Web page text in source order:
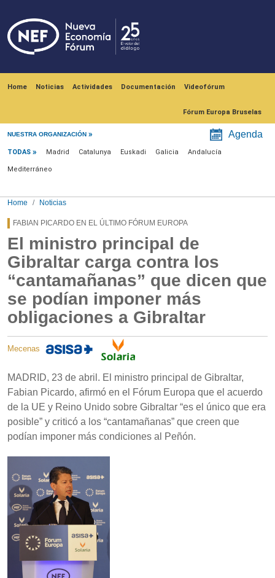
Home Noticias Actividades Documentación Videofórum
Fórum Europa Bruselas
NUESTRA ORGANIZACIÓN Agenda
Menú noticias
TODAS Madrid Catalunya Euskadi Galicia Andalucía
Mediterráneo
Home Noticias
FABIAN PICARDO EN EL ÚLTIMO FÓRUM EUROPA
El ministro principal de
Gibraltar carga contra los
“cantamañanas” que dicen que
se podían imponer más
obligaciones a Gibraltar
Mecenas
MADRID, 23 de abril. El ministro principal de Gibraltar,
Fabian Picardo, afirmó en el Fórum Europa que el acuerdo
de la UE y Reino Unido sobre Gibraltar “es el único que era
posible” y criticó a los “cantamañanas” que creen que
podían imponer más condiciones al Peñón.